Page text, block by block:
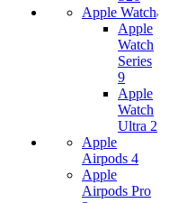
Apple Watch
Apple
Watch
Series
9
Apple
Watch
Ultra 2
Apple
Airpods 4
Apple
Airpods Pro